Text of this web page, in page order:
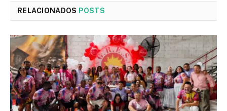
RELACIONADOS POSTS